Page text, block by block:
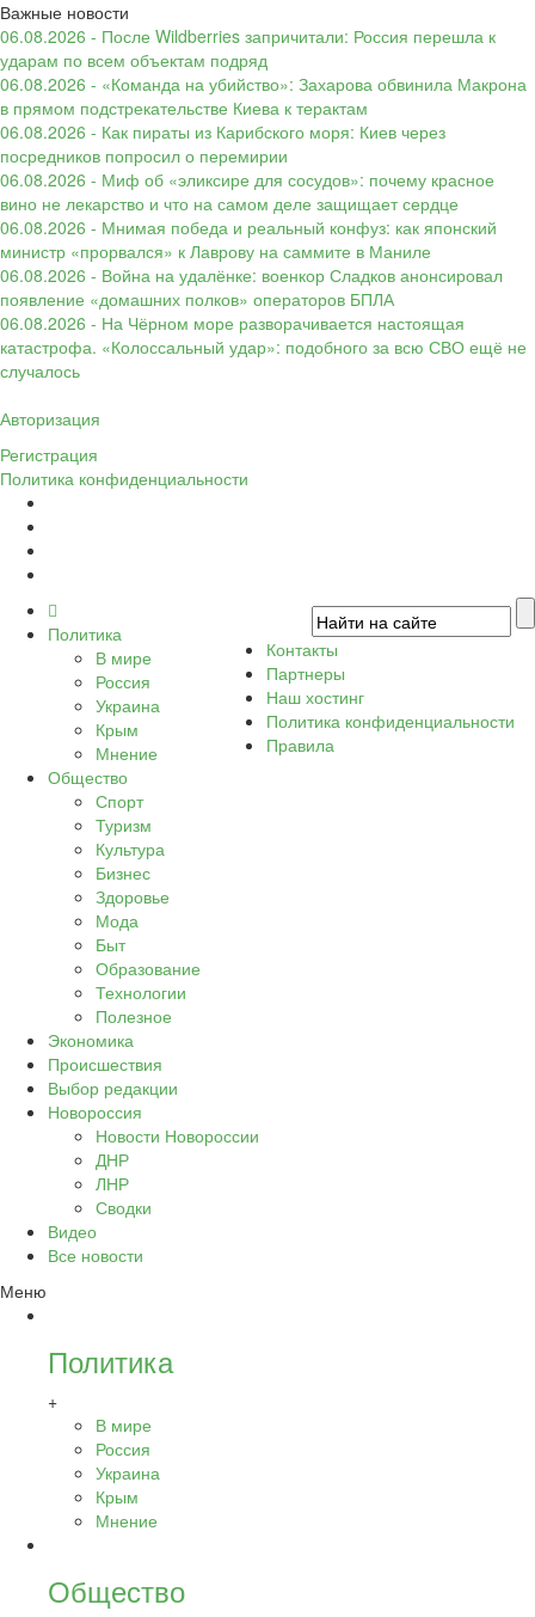
Важные новости
06.08.2026 - После Wildberries запричитали: Россия перешла к
ударам по всем объектам подряд
06.08.2026 - «Команда на убийство»: Захарова обвинила Макрона
в прямом подстрекательстве Киева к терактам
06.08.2026 - Как пираты из Карибского моря: Киев через
посредников попросил о перемирии
06.08.2026 - Миф об «эликсире для сосудов»: почему красное
вино не лекарство и что на самом деле защищает сердце
06.08.2026 - Мнимая победа и реальный конфуз: как японский
министр «прорвался» к Лаврову на саммите в Маниле
06.08.2026 - Война на удалёнке: военкор Сладков анонсировал
появление «домашних полков» операторов БПЛА
06.08.2026 - На Чёрном море разворачивается настоящая
катастрофа. «Колоссальный удар»: подобного за всю СВО ещё не
случалось
Авторизация
Регистрация
Политика конфиденциальности
Политика
В мире
Россия
Украина
Крым
Мнение
Общество
Спорт
Туризм
Культура
Бизнес
Здоровье
Мода
Быт
Образование
Технологии
Полезное
Экономика
Происшествия
Выбор редакции
Новороссия
Новости Новороссии
ДНР
ЛНР
Сводки
Видео
Все новости
Меню
Политика
+
В мире
Россия
Украина
Крым
Мнение
Общество
Контакты
Партнеры
Наш хостинг
Политика конфиденциальности
Правила